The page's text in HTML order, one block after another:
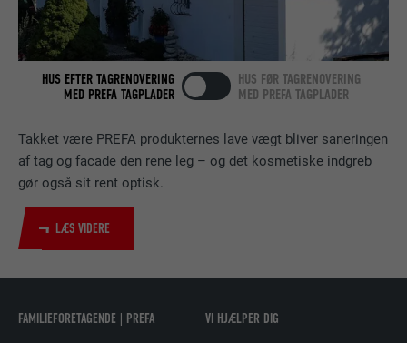
Takket være PREFA produkternes lave vægt bliver saneringen
af tag og facade den rene leg – og det kosmetiske indgreb
gør også sit rent optisk.
LÆS VIDERE
HUS EFTER TAGRENOVERING
MED PREFA TAGPLADER
HUS FØR TAGRENOVERING
MED PREFA TAGPLADER
FAMILIEFORETAGENDE | PREFA VI HJÆLPER DIG
FORMÅL
LinkedIn til at spore brugen af indlejrede
tjenester.
NAVN bscookie
FORLØB 2 år
FORMÅL
Bruges af den sociale netværkstjeneste
tjenester.
NAVN UserMatchHistory